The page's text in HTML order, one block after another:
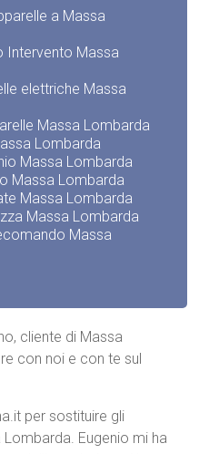
a Massa
Intervento Massa
elettriche Massa
Massa Lombarda
Lombarda
Massa Lombarda
Massa Lombarda
Massa Lombarda
Massa Lombarda
Massa
cliente di Massa
con noi e con te sul
per sostituire gli
Eugenio mi ha